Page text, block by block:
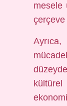
mesele
çerçeve